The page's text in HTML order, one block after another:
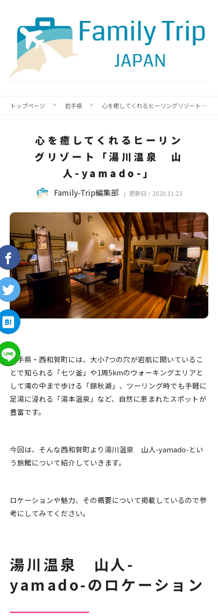
トップページ 岩手県 心を癒してくれるヒーリングリゾート「湯川温泉 山人-yamado-」
心を癒してくれるヒーリン
グリゾート「湯川温泉 山
人-yamado-」
Family-Trip編集部 更新日：2020.11.23
岩手県・西和賀町には、大小7つの穴が岩肌に開いているこ
とで知られる「七ツ釜」や1周5kmのウォーキングエリアと
して滝の中まで歩ける「錦秋湖」、ツーリング時でも手軽に
足湯に浸れる「湯本温泉」など、自然に恵まれたスポットが
豊富です。
今回は、そんな西和賀町より湯川温泉 山人-yamado-とい
う旅館について紹介していきます。
ロケーションや魅力、その概要について掲載しているので参
考にしてみてください。
湯川温泉 山人-
yamado-のロケーション